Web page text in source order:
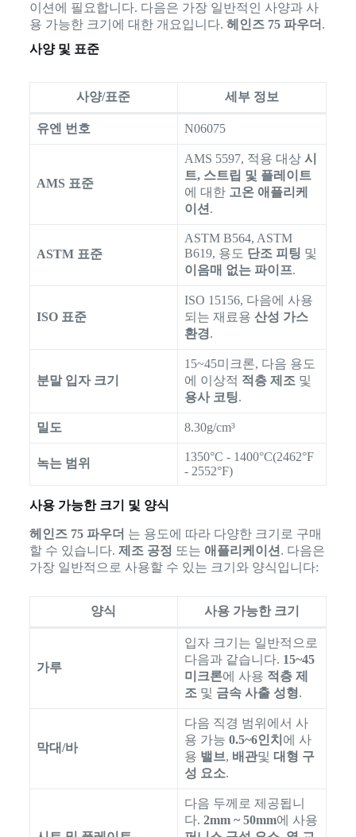
이션에 필요합니다. 다음은 가장 일반적인 사양과 사
용 가능한 크기에 대한 개요입니다. 헤인즈 75 파우더 .
사양 및 표준
사양/표준 세부 정보
유엔 번호 N06075
AMS 표준
AMS 5597, 적용 대상 시
트, 스트립 및 플레이트
에 대한 고온 애플리케
이션 .
ASTM 표준
ASTM B564, ASTM
B619, 용도 단조 피팅 및
이음매 없는 파이프.
ISO 표준
ISO 15156, 다음에 사용
되는 재료용 산성 가스
환경.
분말 입자 크기
15~45미크론, 다음 용도
에 이상적 적층 제조 및
용사 코팅.
밀도 8.30g/cm³
녹는 범위
1350°C - 1400°C(2462°F
- 2552°F)
사용 가능한 크기 및 양식
헤인즈 75 파우더 는 용도에 따라 다양한 크기로 구매
할 수 있습니다. 제조 공정 또는 애플리케이션 . 다음은
가장 일반적으로 사용할 수 있는 크기와 양식입니다:
양식 사용 가능한 크기
가루
입자 크기는 일반적으로
다음과 같습니다. 15~45
미크론에 사용 적층 제
조 및 금속 사출 성형.
막대/바
다음 직경 범위에서 사
용 가능 0.5~6인치 에 사
용 밸브, 배관및 대형 구
성 요소.
다음 두께로 제공됩니
다. 2mm ~ 50mm에 사용